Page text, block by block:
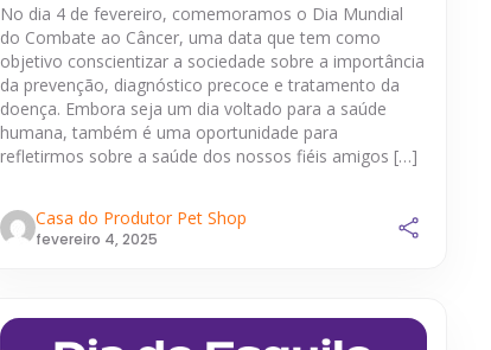
No dia 4 de fevereiro, comemoramos o Dia Mundial
do Combate ao Câncer, uma data que tem como
objetivo conscientizar a sociedade sobre a importância
da prevenção, diagnóstico precoce e tratamento da
doença. Embora seja um dia voltado para a saúde
humana, também é uma oportunidade para
refletirmos sobre a saúde dos nossos fiéis amigos […]
Casa do Produtor Pet Shop
fevereiro 4, 2025